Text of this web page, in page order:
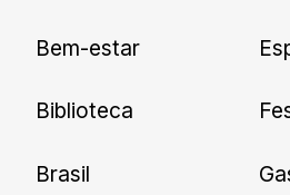
nossas
Bem-estar
Biblioteca
Brasil